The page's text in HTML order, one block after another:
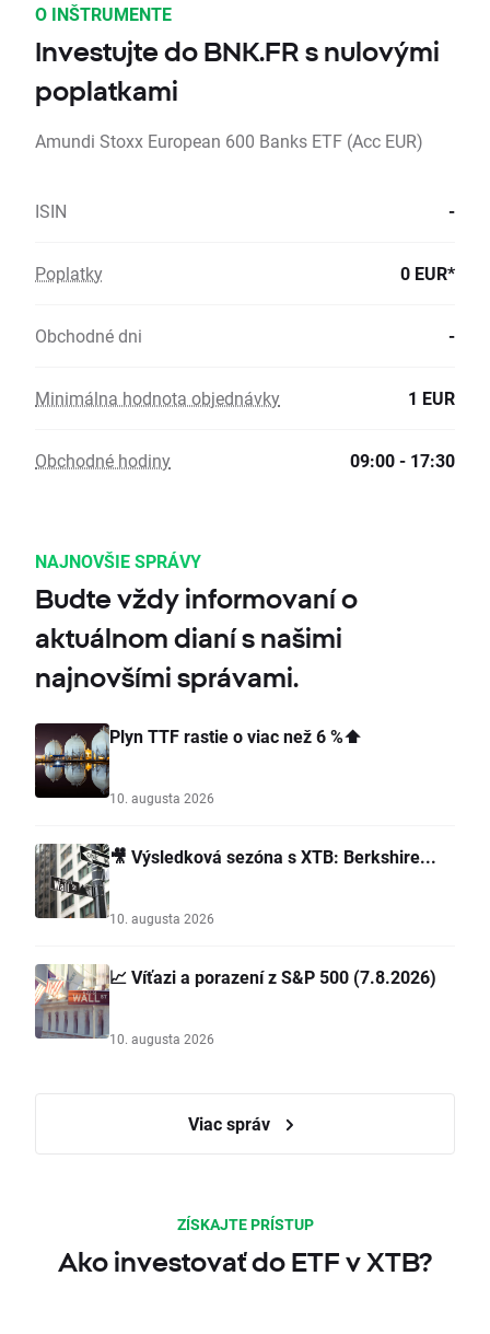
O INŠTRUMENTE
Investujte do BNK.FR s nulovými
poplatkami
Amundi Stoxx European 600 Banks ETF (Acc EUR)
ISIN -
Poplatky 0 EUR*
Obchodné dni -
Minimálna hodnota objednávky 1 EUR
Obchodné hodiny 09:00 - 17:30
NAJNOVŠIE SPRÁVY
Budte vždy informovaní o
aktuálnom dianí s našimi
najnovšími správami.
Plyn TTF rastie o viac než 6 %⬆️
10. augusta 2026
🎥 Výsledková sezóna s XTB: Berkshire...
10. augusta 2026
📈 Víťazi a porazení z S&P 500 (7.8.2026)
10. augusta 2026
Viac správ
ZÍSKAJTE PRÍSTUP
Ako investovať do ETF v XTB?